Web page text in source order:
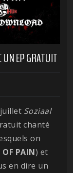
EP GRATUIT
Soziaal
chanté
on
OF PAIN) et
en dire un